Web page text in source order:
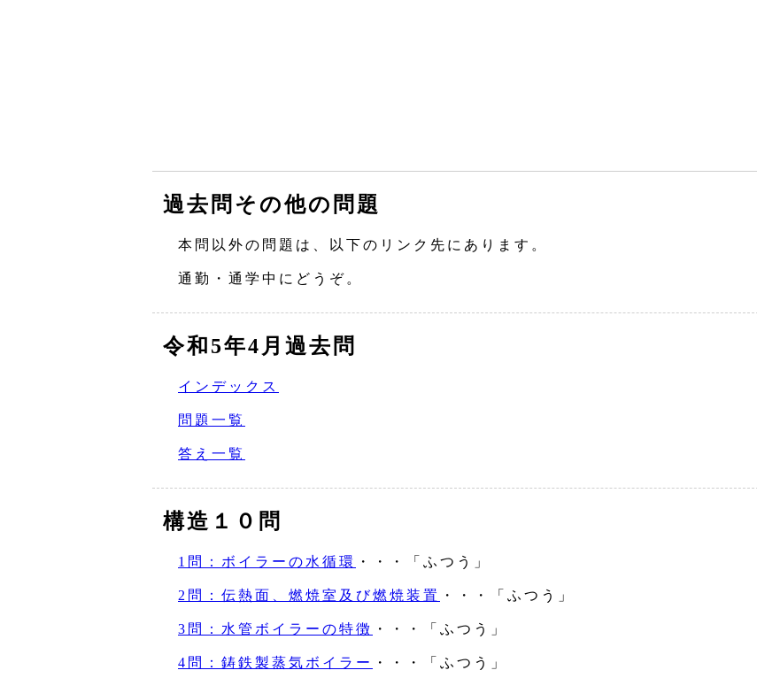
過去問その他の問題
本問以外の問題は、以下のリンク先にあります。
通勤・通学中にどうぞ。
令和5年4月過去問
インデックス
問題一覧
答え一覧
構造１０問
1問：ボイラーの水循環 ・・・「ふつう」
2問：伝熱面、燃焼室及び燃焼装置 ・・・「ふつう」
3問：水管ボイラーの特徴 ・・・「ふつう」
4問：鋳鉄製蒸気ボイラー ・・・「ふつう」